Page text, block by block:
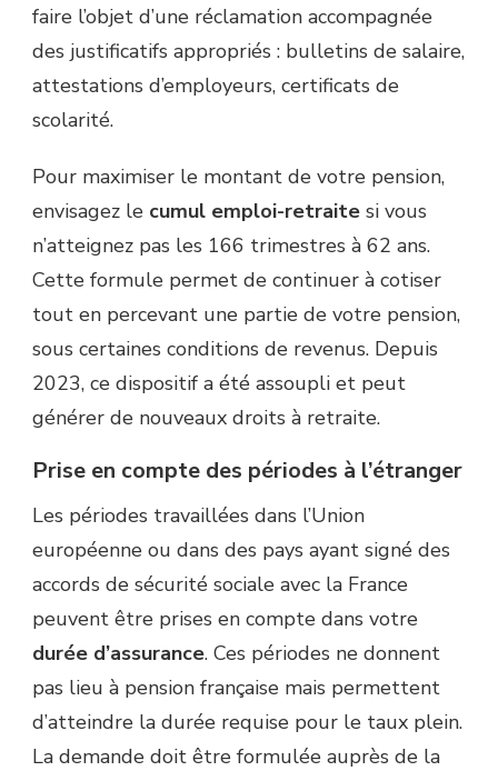
faire l’objet d’une réclamation accompagnée
des justificatifs appropriés : bulletins de salaire,
attestations d’employeurs, certificats de
scolarité.
Pour maximiser le montant de votre pension,
envisagez le cumul emploi-retraite si vous
n’atteignez pas les 166 trimestres à 62 ans.
Cette formule permet de continuer à cotiser
tout en percevant une partie de votre pension,
sous certaines conditions de revenus. Depuis
2023, ce dispositif a été assoupli et peut
générer de nouveaux droits à retraite.
Prise en compte des périodes à l’étranger
Les périodes travaillées dans l’Union
européenne ou dans des pays ayant signé des
accords de sécurité sociale avec la France
peuvent être prises en compte dans votre
durée d’assurance. Ces périodes ne donnent
pas lieu à pension française mais permettent
d’atteindre la durée requise pour le taux plein.
La demande doit être formulée auprès de la